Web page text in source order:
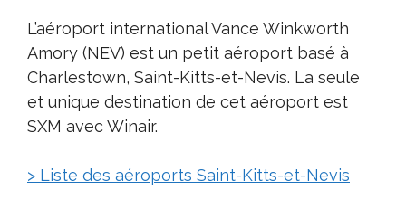
L’aéroport international Vance Winkworth
Amory (NEV) est un petit aéroport basé à
Charlestown, Saint-Kitts-et-Nevis. La seule
et unique destination de cet aéroport est
SXM avec Winair.
> Liste des aéroports Saint-Kitts-et-Nevis